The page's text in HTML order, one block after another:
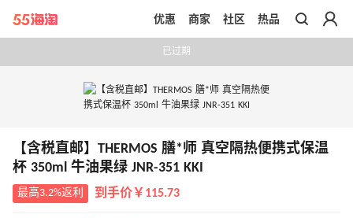
带你去官网买正品
优惠 商家 社区 热品
已过期
【含税直邮】THERMOS 膳*师 真空隔热便携式保温
杯 350ml 牛油果绿 JNR-351 KKI
最高3.2%返利 到手价￥115.73